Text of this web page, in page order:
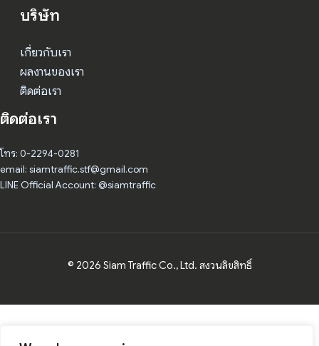
บริษัท
เกี่ยวกับเรา
ผลงานของเรา
ติดต่อเรา
ติดต่อเรา
โทร: 0-2294-0281
email: siamtraffic.stf@gmail.com
LINE Official Account: @siamtraffic
© 2026 Siam Traffic Co., Ltd. สงวนลิขสิทธิ์